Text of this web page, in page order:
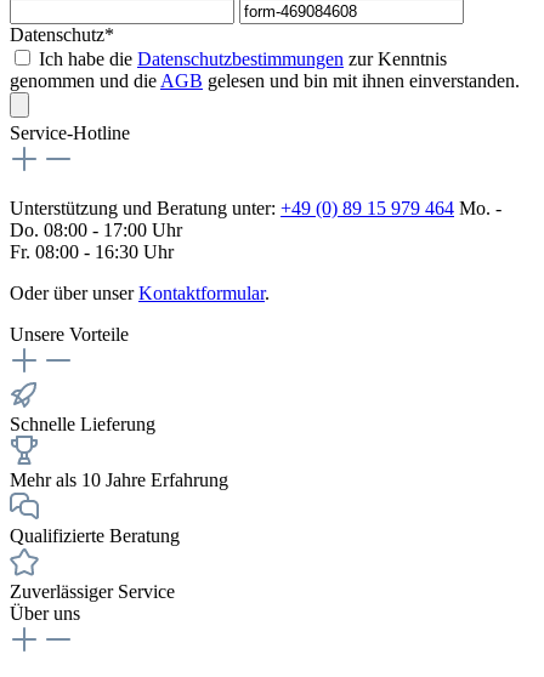
Datenschutz*
Ich habe die Datenschutzbestimmungen zur Kenntnis
genommen und dieAGB gelesen und bin mit ihnen einverstanden.
Service-Hotline
Unterstützung und Beratung unter: +49 (0) 89 15 979 464 Mo. -
Do. 08:00 - 17:00 Uhr
Fr. 08:00 - 16:30 Uhr
Oder über unserKontaktformular.
Unsere Vorteile
Schnelle Lieferung
Mehr als 10 Jahre Erfahrung
Qualifizierte Beratung
Zuverlässiger Service
Über uns